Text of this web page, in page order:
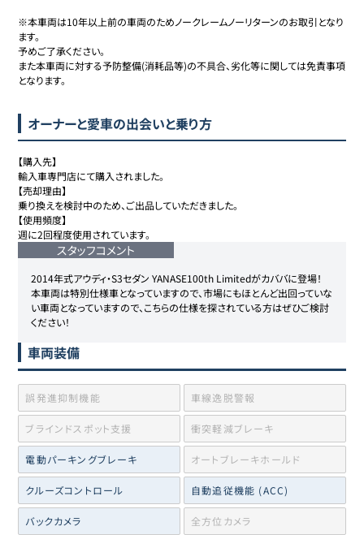
※本車両は10年以上前の車両のためノークレームノーリターンのお取引となり
ます。
予めご了承ください。
また本車両に対する予防整備(消耗品等)の不具合、劣化等に関しては免責事項
となります。
オーナーと愛車の出会いと乗り方
【購入先】
輸入車専門店にて購入されました。
【売却理由】
乗り換えを検討中のため、ご出品していただきました。
【使用頻度】
週に2回程度使用されています。
スタッフコメント
2014年式アウディ・S3セダン YANASE100th Limitedがカババに登場！
本車両は特別仕様車となっていますので、市場にもほとんど出回っていな
い車両となっていますので、こちらの仕様を探されている方はぜひご検討
ください！
車両装備
誤発進抑制機能 車線逸脱警報
ブラインドスポット支援 衝突軽減ブレーキ
電動パーキングブレーキ オートブレーキホールド
クルーズコントロール 自動追従機能 (ACC)
バックカメラ 全方位カメラ